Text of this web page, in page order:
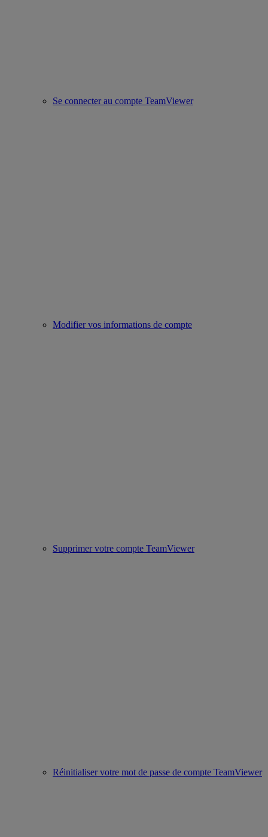
Se connecter au compte TeamViewer
Modifier vos informations de compte
Supprimer votre compte TeamViewer
Réinitialiser votre mot de passe de compte TeamViewer